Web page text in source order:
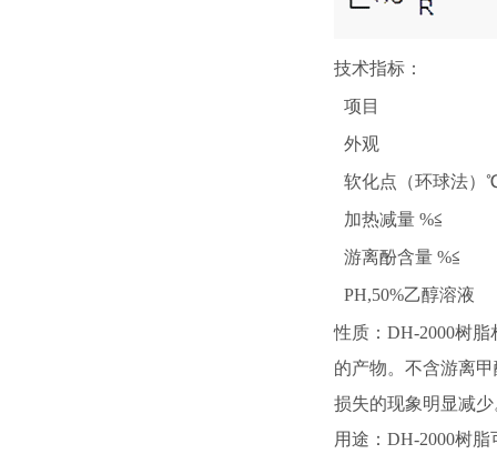
技术指标：
项目
外观
软化点（环球法）
加热减量 %≦
游离酚含量 %≦
PH,50%乙醇溶液
性质：DH-2000树
的产物。不含游离
损失的现象明显减
用途：DH-2000树